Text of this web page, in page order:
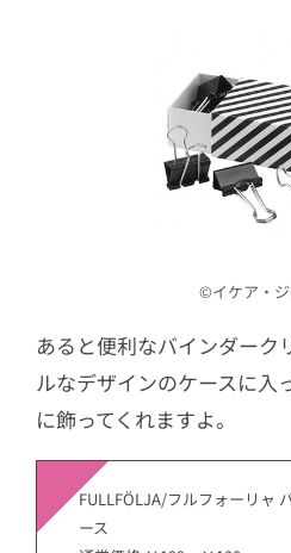
©︎イケア・
あると便利なバインダーク
ルなデザインのケースに入
に飾ってくれますよ。
FULLFÖLJA/フルフォーリャ
ース